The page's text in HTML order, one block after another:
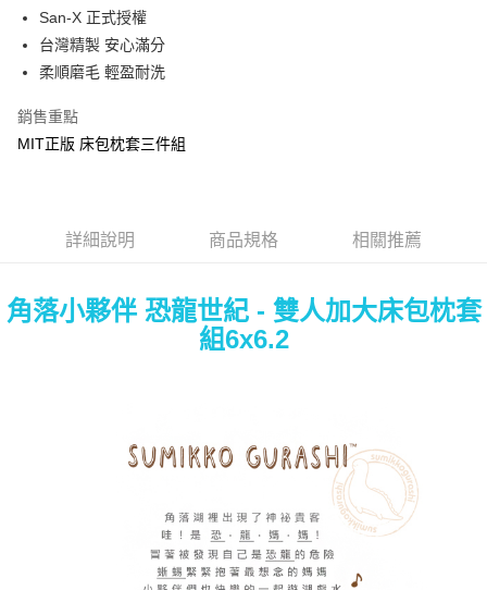
Apple Pay
街口支付
Google Pay
San-X 正式授權
台灣精製 安心滿分
柔順磨毛 輕盈耐洗
銷售重點
MIT正版 床包枕套三件組
詳細說明 商品規格 相關推薦
角落小夥伴 恐龍世紀 - 雙人加大床包枕套
組6x6.2